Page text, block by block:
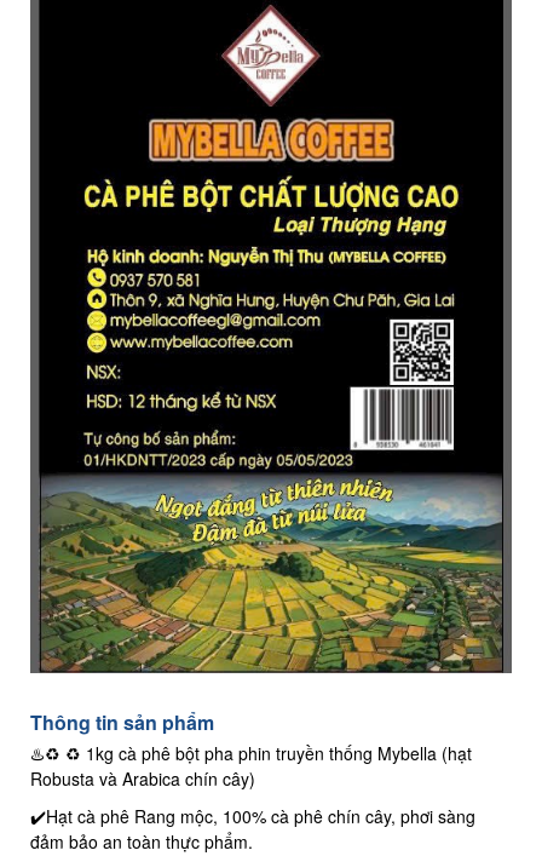
Thông tin sản phẩm
♨️♻️ ♻️ 1kg cà phê bột pha phin truyền thống Mybella (hạt
Robusta và Arabica chín cây)
✔️Hạt cà phê Rang mộc, 100% cà phê chín cây, phơi sàng
đảm bảo an toàn thực phẩm.